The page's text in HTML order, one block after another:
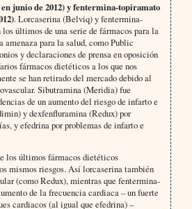
junio de 2012) y fentermina-topiramato
. Lorcaserina (Belviq) y fentermina-
últimos de una serie de fármacos para la
amenaza para la salud, como Public
y declaraciones de prensa en oposición
fármacos dietéticos a los que nos
se han retirado del mercado debido al
Sibutramina (Meridia) fue
de un aumento del riesgo de infarto e
y dexfenfluramina (Redux) por
y efedrina por problemas de infarto e
los últimos fármacos dietéticos
mismos riesgos. Así lorcaserina también
(como Redux), mientras que fentermina-
de la frecuencia cardiaca – un fuerte
cardiacos (al igual que efedrina) –